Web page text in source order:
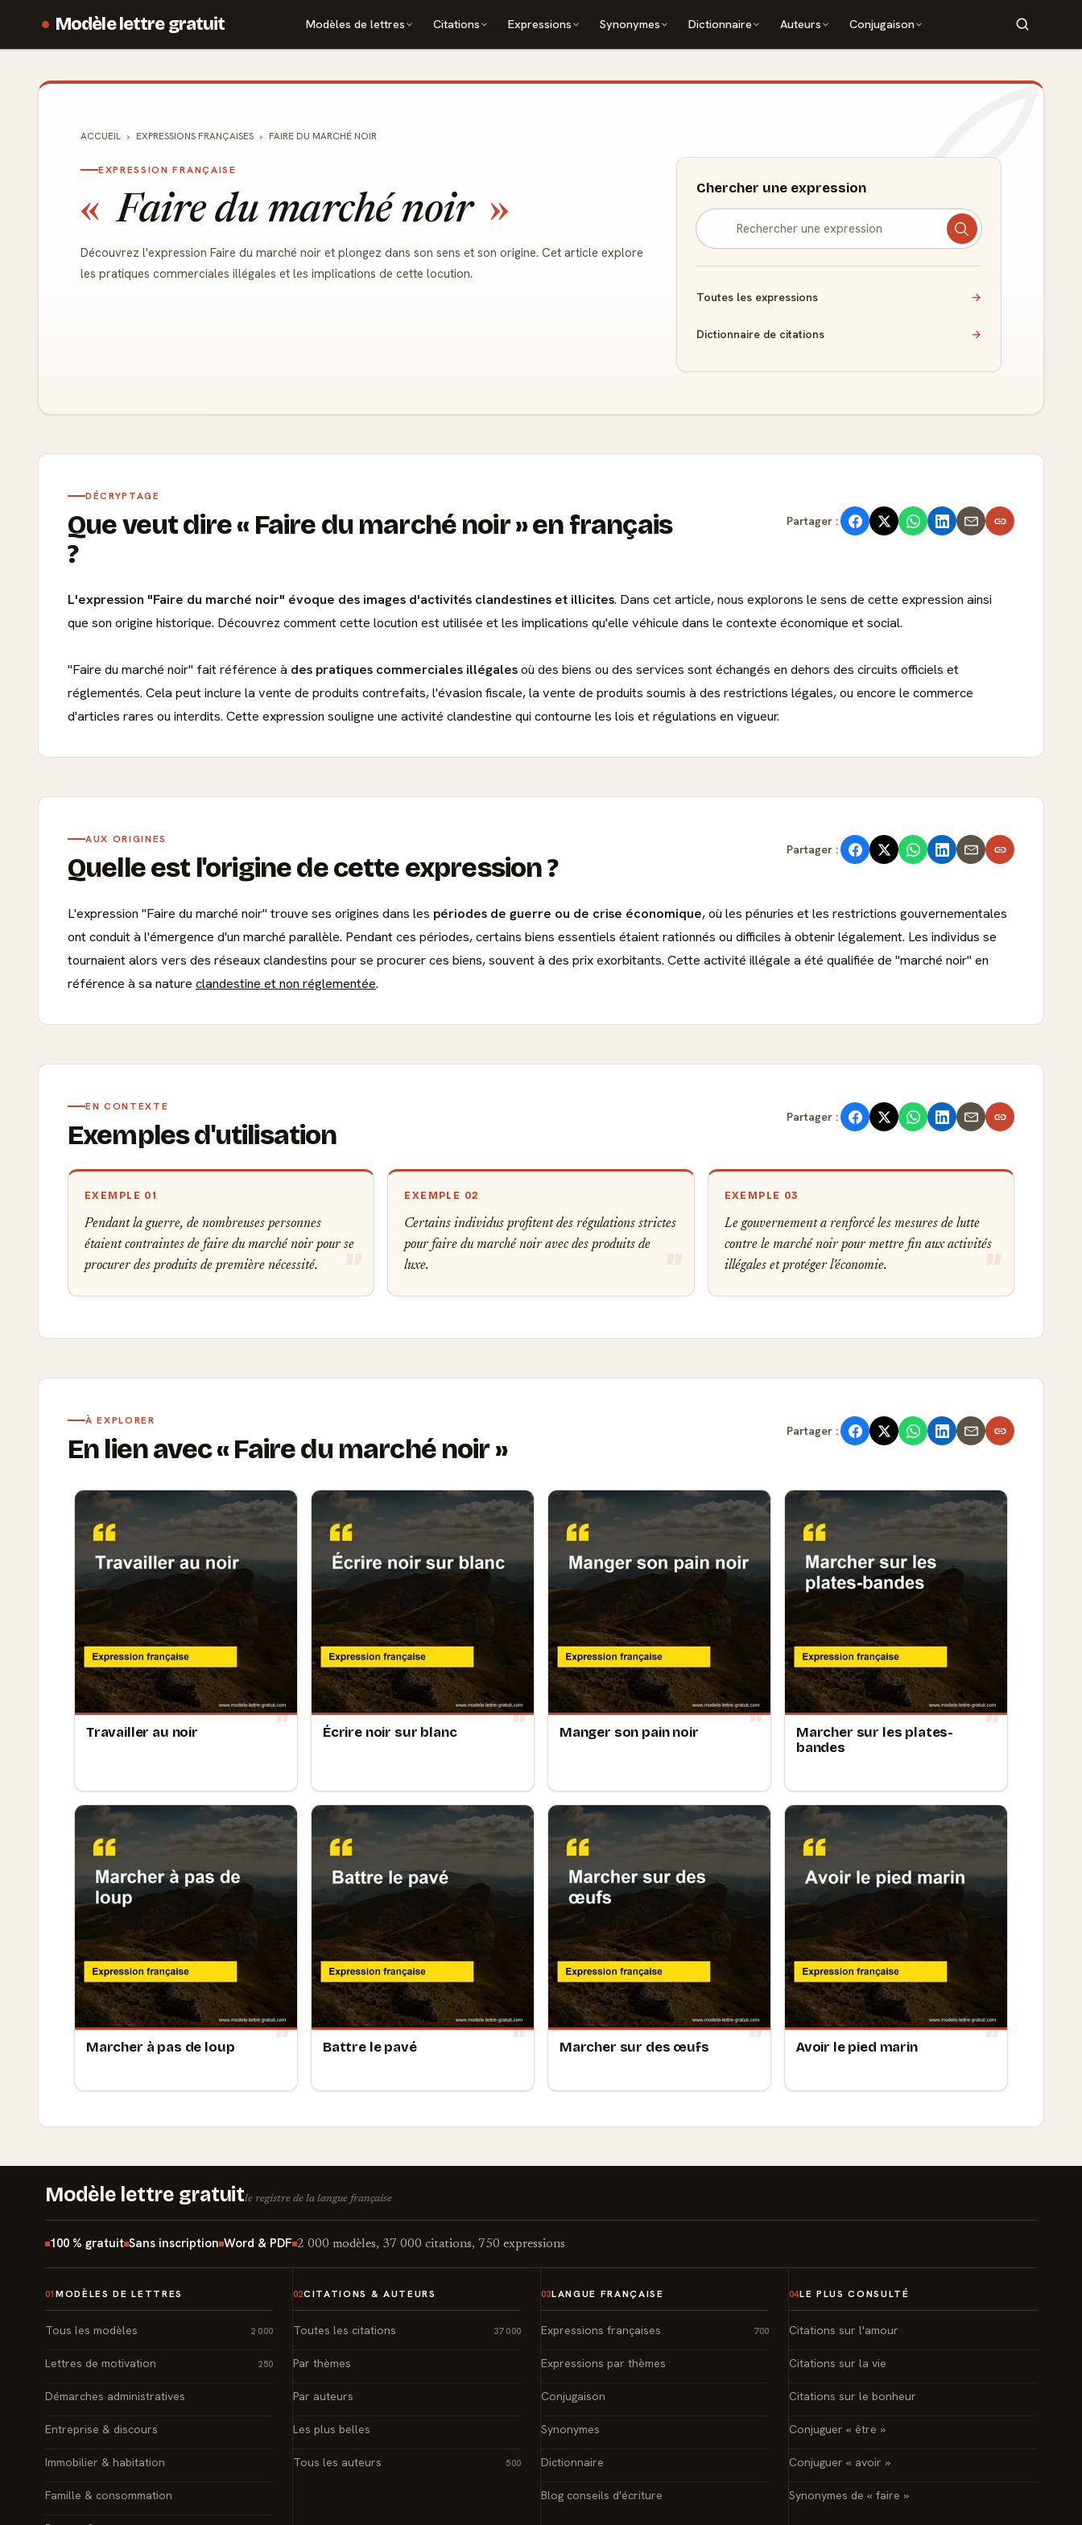
Modèle lettre gratuit Modèles de lettres Citations Expressions Synonymes Dictionnaire Auteurs Conjugaison
ACCUEIL EXPRESSIONS FRANÇAISES FAIRE DU MARCHÉ NOIR
EXPRESSION FRANÇAISE
Faire du marché noir
Découvrez l'expression Faire du marché noir et plongez dans son sens et son origine. Cet article explore
les pratiques commerciales illégales et les implications de cette locution.
Chercher une expression
Toutes les expressions →
Dictionnaire de citations →
DÉCRYPTAGE
Que veut dire Faire du marché noir en français
?
Partager :
L'expression "Faire du marché noir" évoque des images d'activités clandestines et illicites. Dans cet article, nous explorons le sens de cette expression ainsi
que son origine historique. Découvrez comment cette locution est utilisée et les implications qu'elle véhicule dans le contexte économique et social.
"Faire du marché noir" fait référence à des pratiques commerciales illégalesoù des biens ou des services sont échangés en dehors des circuits officiels et
réglementés. Cela peut inclure la vente de produits contrefaits, l'évasion fiscale, la vente de produits soumis à des restrictions légales, ou encore le commerce
d'articles rares ou interdits. Cette expression souligne une activité clandestine qui contourne les lois et régulations en vigueur.
AUX ORIGINES
Quelle est l'origine de cette expression ?
Partager :
L'expression "Faire du marché noir" trouve ses origines dans les périodes de guerre ou de crise économique, où les pénuries et les restrictions gouvernementales
ont conduit à l'émergence d'un marché parallèle. Pendant ces périodes, certains biens essentiels étaient rationnés ou difficiles à obtenir légalement. Les individus se
tournaient alors vers des réseaux clandestins pour se procurer ces biens, souvent à des prix exorbitants. Cette activité illégale a été qualifiée de "marché noir" en
référence à sa nature clandestine et non réglementée.
EN CONTEXTE
Exemples d'utilisation
Partager :
EXEMPLE 01
Pendant la guerre, de nombreuses personnes
étaient contraintes de faire du marché noir pour se
procurer des produits de première nécessité.
EXEMPLE 02
Certains individus profitent des régulations strictes
pour faire du marché noir avec des produits de
luxe.
EXEMPLE 03
Le gouvernement a renforcé les mesures de lutte
contre le marché noir pour mettre fin aux activités
illégales et protéger l'économie.
À EXPLORER
En lien avec Faire du marché noir
Partager :
Travailler au noir Écrire noir sur blanc Manger son pain noir
Marcher sur les plates-
bandes
Marcher à pas de loup Battre le pavé Marcher sur des œufs Avoir le pied marin
Modèle lettre gratuitle registre de la langue française
100 % gratuit Sans inscription Word & PDF 2 000 modèles, 37 000 citations, 750 expressions
01 MODÈLES DE LETTRES
Tous les modèles 2 000
Lettres de motivation 250
Démarches administratives
Entreprise & discours
Immobilier & habitation
Famille & consommation
02CITATIONS & AUTEURS
Toutes les citations 37 000
Par thèmes
Par auteurs
Les plus belles
Tous les auteurs 500
03LANGUE FRANÇAISE
Expressions françaises 700
Expressions par thèmes
Conjugaison
Synonymes
Dictionnaire
Blog conseils d'écriture
04LE PLUS CONSULTÉ
Citations sur l'amour
Citations sur la vie
Citations sur le bonheur
Conjuguer « être »
Conjuguer « avoir »
Synonymes de « faire »